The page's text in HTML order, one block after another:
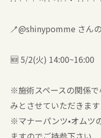
🪥@shinypomme さん
🆕 5/2(火) 14:00~16:00
※施術スペースの関係
みとさせていただきます
※マナーパンツ•オムツ